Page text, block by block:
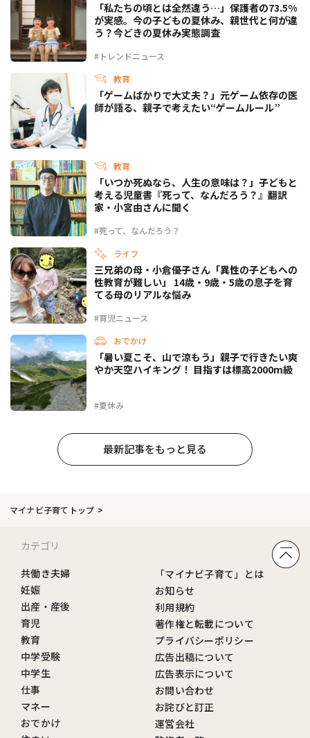
#トレンドニュース
「私たちの頃とは全然違う…」保護者の73.5%
が実感。今の子どもの夏休み、親世代と何が違
う？今どきの夏休み実態調査
教育
「ゲームばかりで大丈夫？」元ゲーム依存の医
師が語る、親子で考えたい“ゲームルール”
教育
#死って、なんだろう？
「いつか死ぬなら、人生の意味は？」子どもと
考える児童書『死って、なんだろう？』翻訳
家・小宮由さんに聞く
ライフ
#育児ニュース
三兄弟の母・小倉優子さん「異性の子どもへの
性教育が難しい」 14歳・9歳・5歳の息子を育
てる母のリアルな悩み
おでかけ
#夏休み
「暑い夏こそ、山で涼もう」親子で行きたい爽
やか天空ハイキング！ 目指すは標高2000m級
最新記事をもっと見る
マイナビ子育てトップ
カテゴリ
共働き夫婦
妊娠
出産・産後
育児
教育
中学受験
中学生
仕事
マネー
おでかけ
「マイナビ子育て」とは
お知らせ
利用規約
著作権と転載について
プライバシーポリシー
広告出稿について
広告表示について
お問い合わせ
お詫びと訂正
運営会社